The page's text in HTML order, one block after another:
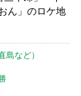
ん」のロケ地
島など）